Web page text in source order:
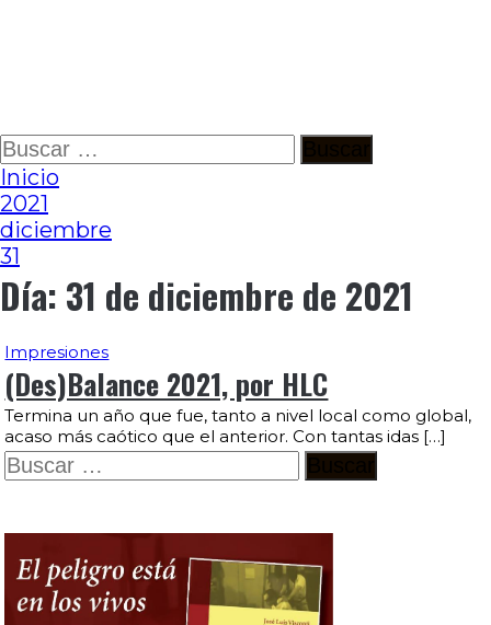
Ir
al
contenido
Buscar:
Inicio
2021
diciembre
31
Día: 31 de diciembre de 2021
Impresiones
(Des)Balance 2021, por HLC
Termina un año que fue, tanto a nivel local como global,
acaso más caótico que el anterior. Con tantas idas […]
Buscar: